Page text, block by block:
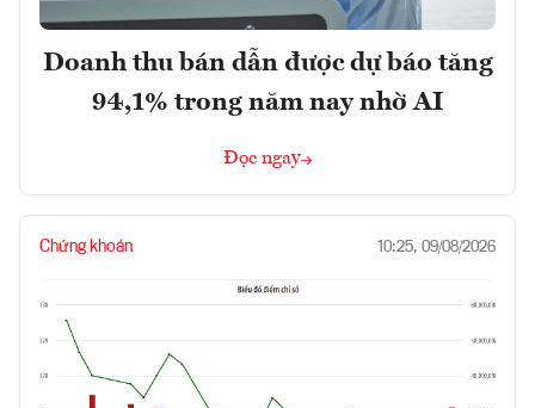
Doanh thu bán dẫn được dự báo tăng
94,1% trong năm nay nhờ AI
Đọc ngay
Chứng khoán 10:25, 09/08/2026